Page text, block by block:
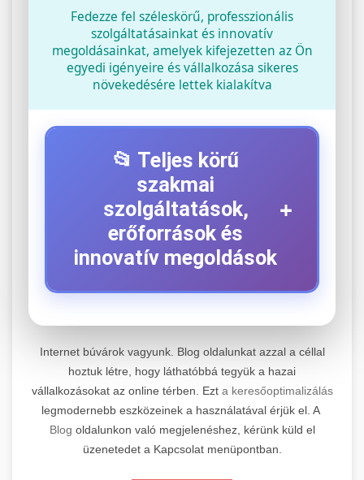
Fedezze fel széleskörű, professzionális
szolgáltatásainkat és innovatív
megoldásainkat, amelyek kifejezetten az Ön
egyedi igényeire és vállalkozása sikeres
növekedésére lettek kialakítva
📂 Teljes körű
szakmai
szolgáltatások,
erőforrások és
innovatív megoldások
+
+
Kiemelkedő szakértelemmel rendelkező
elektromos roller javítási és átfogó
karbantartási szolgáltatásokat kínálunk minden
jelentős gyártó és modell számára. Tapasztalt
technikusaink a legmodernebb diagnosztikai
📊 2. Online Marketing
Ügynökség
+
Átfogó és eredményorientált online marketing
Internet búvárok vagyunk. Blog oldalunkat azzal a céllal
hoztuk létre, hogy láthatóbbá tegyük a hazai
vállalkozásokat az online térben. Ezt a keresőoptimalizálás
legmodernebb eszközeinek a használatával érjük el. A
Blog oldalunkon való megjelenéshez, kérünk küld el
üzenetedet a Kapcsolat menüpontban.